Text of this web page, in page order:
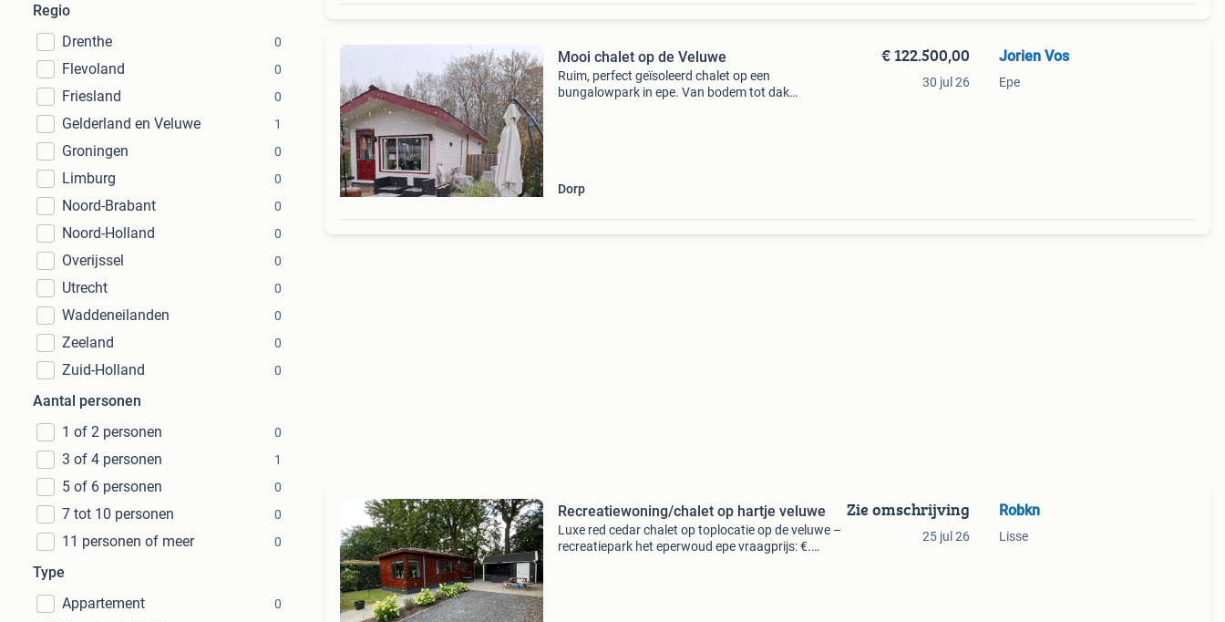
Regio
Drenthe
0
Flevoland 0
Friesland 0
Gelderland en Veluwe 1
Groningen 0
Limburg 0
Noord-Brabant 0
Noord-Holland 0
Overijssel 0
Utrecht 0
Waddeneilanden 0
Zeeland 0
Zuid-Holland 0
Aantal personen
1 of 2 personen
0
3 of 4 personen 1
5 of 6 personen 0
7 tot 10 personen 0
11 personen of meer 0
Type
Appartement
0
Mooi chalet op de Veluwe
Ruim, perfect geïsoleerd chalet op een
bungalowpark in epe. Van bodem tot dak
Dorp
€ 122.500,00
30 jul 26
Jorien Vos
Epe
Recreatiewoning/chalet op hartje veluwe
Luxe red cedar chalet op toplocatie op de veluwe –
recreatiepark het eperwoud epe vraagprijs: €.
Zie omschrijving
25 jul 26
Robkn
Lisse